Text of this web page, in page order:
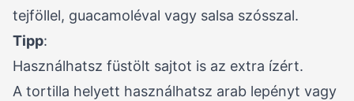
tejföllel, guacamoléval vagy salsa szósszal.
Tipp:
Használhatsz füstölt sajtot is az extra ízért.
A tortilla helyett használhatsz arab lepényt vagy